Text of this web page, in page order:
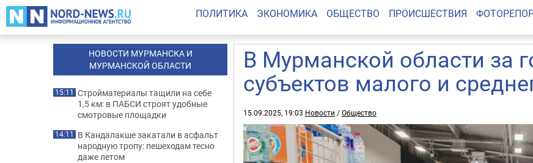
ПОЛИТИКА ЭКОНОМИКА ОБЩЕСТВО ПРОИСШЕСТВИЯ
В Мурманской области за
субъектов малого и
15.09.2025, 19:03 Новости /Общество
НОВОСТИ МУРМАНСКА И
МУРМАНСКОЙ ОБЛАСТИ
15:11 Стройматериалы тащили на себе
1,5 км: в ПАБСИ строят удобные
смотровые площадки
14:11 В Кандалакше закатали в асфальт
народную тропу: пешеходам тесно
даже летом